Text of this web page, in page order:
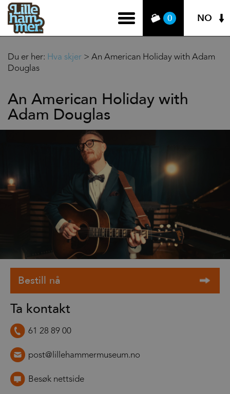
0 NO
Du er her: Hva skjer > An American Holiday with Adam
Douglas
An American Holiday with
Adam Douglas
Ta kontakt
61 28 89 00
post@lillehammermuseum.no
Besøk nettside